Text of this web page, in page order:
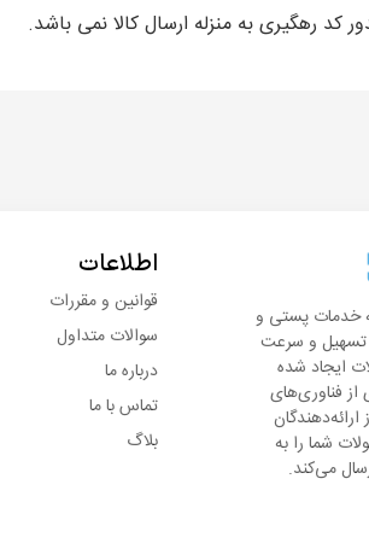
کد رهگیری به منزله ارسال کالا نمی باشد.
خدمات پستی و
و سرعت
ایجاد شده
فناوری‌های
شما را به
می‌کند.
اطلاعات
قوانین و مقررات
سوالات متداول
درباره ما
تماس با ما
بلاگ